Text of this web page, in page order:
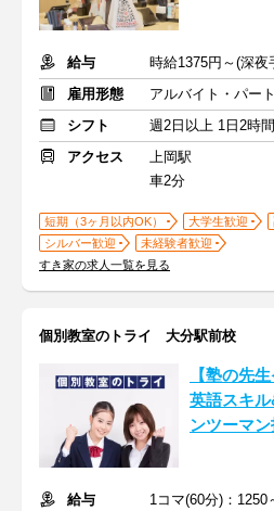
給与
時給1375円～(深夜
雇用形態
アルバイト・パート
シフト
週2日以上 1日2時
アクセス
上岡駅
車2分
短期（3ヶ月以内OK） 大学生歓迎
シルバー歓迎
未経験者歓迎
すき家の求人一覧を見る
個別教室のトライ 大分駅前校
【塾の先
英語スキ
ンツーマ
給与
1コマ(60分)：1250